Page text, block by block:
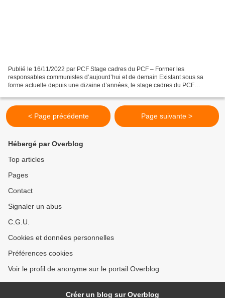
Publié le 16/11/2022 par PCF Stage cadres du PCF – Former les
responsables communistes d’aujourd’hui et de demain Existant sous sa
forme actuelle depuis une dizaine d’années, le stage cadres du PCF
< Page précédente Page suivante >
Hébergé par Overblog
Top articles
Pages
Contact
Signaler un abus
C.G.U.
Cookies et données personnelles
Préférences cookies
Voir le profil de anonyme sur le portail Overblog
Créer un blog sur Overblog